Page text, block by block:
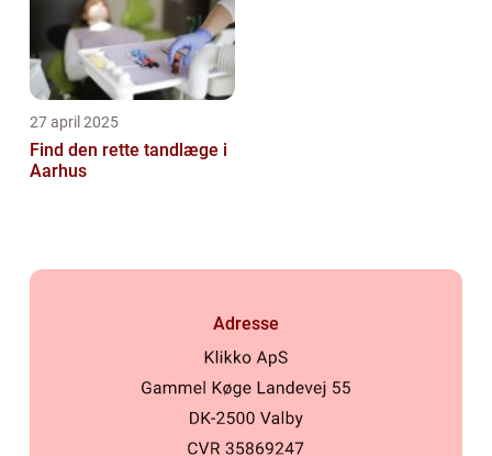
27 april 2025
Find den rette tandlæge i
Aarhus
Adresse